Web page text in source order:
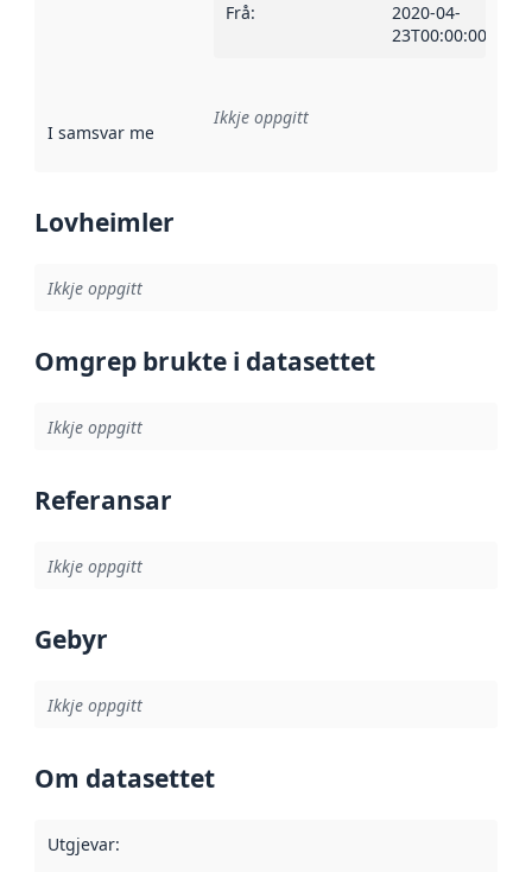
Frå:
2020-04-
23T00:00:00Z
I samsvar med Referanse til ei implementeringsregel eller
Ikkje oppgitt
Lovheimler
Ikkje oppgitt
Omgrep brukte i datasettet
Ikkje oppgitt
Referansar
Ikkje oppgitt
Gebyr
Ikkje oppgitt
Om datasettet
Utgjevar: